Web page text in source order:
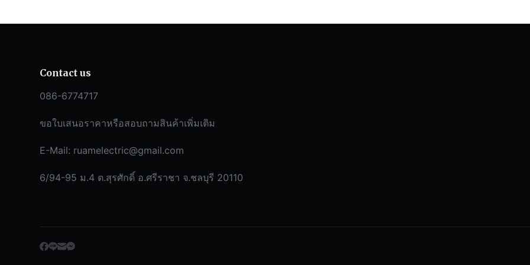
Contact us
086-6774717
ขอใบเสนอราคาหรือสอบถามสินค้าเพิ่มเติม
E-Mail: ruamelectric@gmail.com
6/94-95 ม.4 ต.สุรศักดิ์ อ.ศรีราชา จ.ชลบุรี 20110